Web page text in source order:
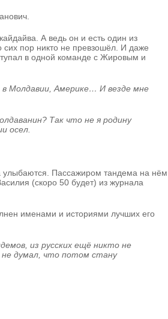
А ведь он и есть один из
сих пор никто не превзошёл. И даже
в одной команде с Жировым и
в Молдавии, Америке… И везде мне
Так что не я родину
осел.
улыбаются. Пассажиром тандема на нём
(скоро 50 будет) из журнала
именами и историями лучших его
из русских ещё никто не
не думал, что потом стану